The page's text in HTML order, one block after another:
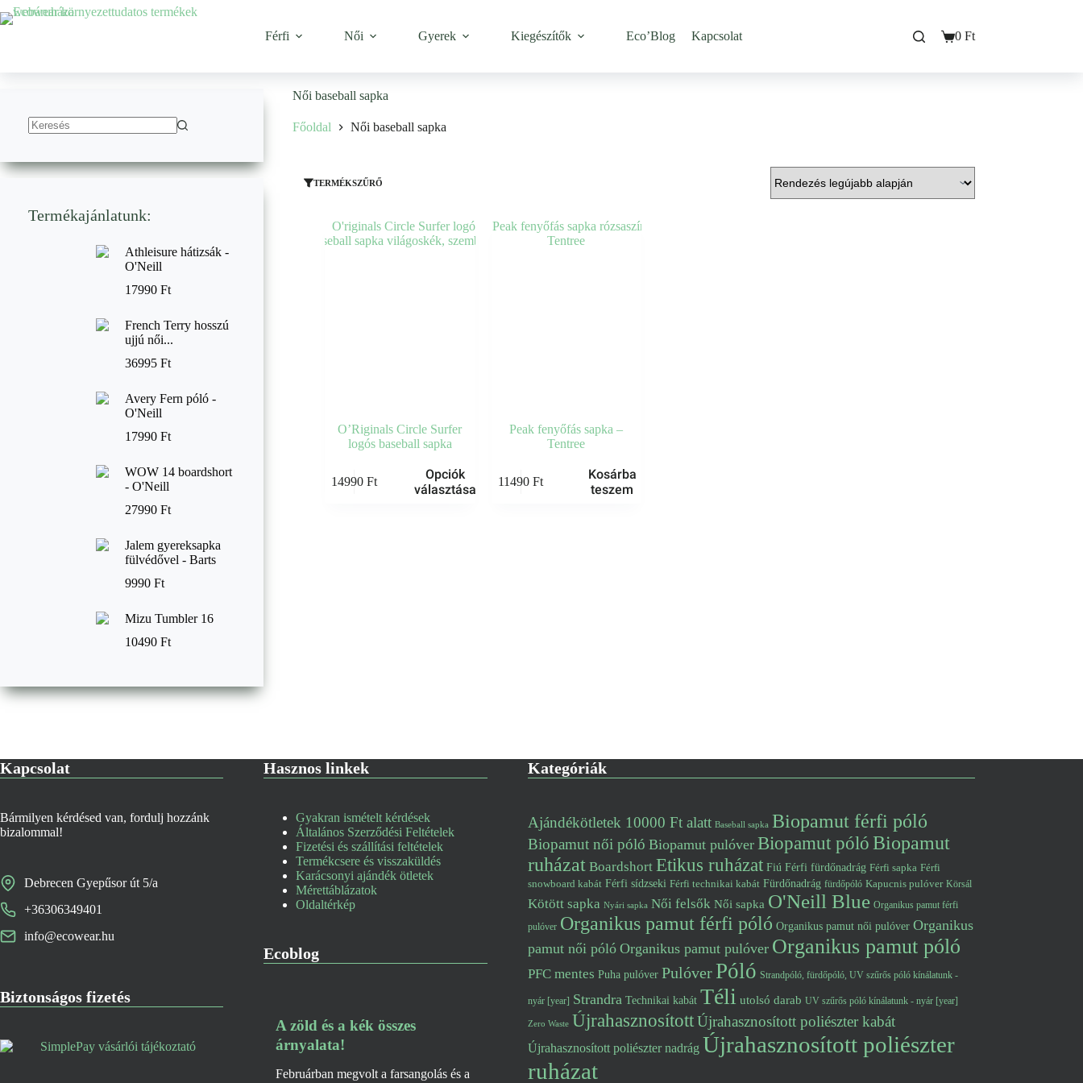
Ugrás
a
Férfi Női Gyerek Kiegészítők Eco’Blog Kapcsolat
Bevásárló
0 Ft
Női baseball sapka
Főoldal Női baseball sapka
TERMÉKSZŰRŐ
O’Riginals Circle Surfer
logós baseball sapka
14990Ft
Opciók
választása
Peak fenyőfás sapka –
Tentree
11490Ft
Kosárba
teszem
Termékajánlatunk:
Athleisure hátizsák -
O'Neill
17990 Ft
French Terry hosszú
ujjú női...
36995 Ft
Avery Fern póló -
O'Neill
17990 Ft
WOW 14 boardshort
- O'Neill
27990 Ft
Jalem gyereksapka
fülvédővel - Barts
9990 Ft
Mizu Tumbler 16
10490 Ft
Kapcsolat
Bármilyen kérdésed van, fordulj hozzánk
bizalommal!
Debrecen Gyepűsor út 5/a
+36306349401
info@ecowear.hu
Biztonságos fizetés
Hasznos linkek
Gyakran ismételt kérdések
Általános Szerződési Feltételek
Fizetési és szállítási feltételek
Termékcsere és visszaküldés
Karácsonyi ajándék ötletek
Mérettáblázatok
Oldaltérkép
Ecoblog
A zöld és a kék összes
árnyalata!
Februárban megvolt a farsangolás és a
Kategóriák
Ajándékötletek 10000 Ft alatt Baseball sapka Biopamut férfi póló
Biopamut női póló Biopamut pulóver Biopamut pólóBiopamut
ruházat Boardshort Etikus ruházat Fiú Férfi fürdőnadrág Férfi sapka Férfi
snowboard kabát Férfi sídzseki Férfi technikai kabát Fürdőnadrág fürdőpóló Kapucnis pulóver Körsál
Kötött sapka Nyári sapka Női felsők Női sapka O'Neill Blue Organikus pamut férfi
pulóver Organikus pamut férfi póló Organikus pamut női pulóver Organikus
pamut női póló Organikus pamut pulóver Organikus pamut póló
PFC mentes Puha pulóver PulóverPóló Strandpóló, fürdőpóló, UV szűrős póló kínálatunk -
nyár [year] Strandra Technikai kabát Téli utolsó darab UV szűrős póló kínálatunk - nyár [year]
Zero Waste Újrahasznosított Újrahasznosított poliészter kabát
Újrahasznosított poliészter nadrág Újrahasznosított poliészter
ruházat